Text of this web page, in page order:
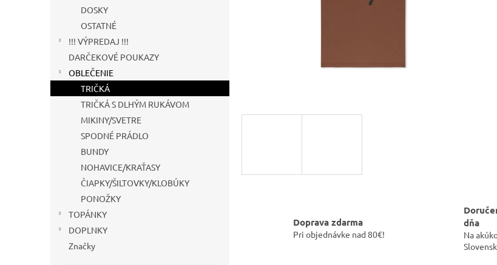
DOSKY
OSTATNÉ
!!! VÝPREDAJ !!!
DARČEKOVÉ POUKAZY
OBLEČENIE
TRIČKÁ
TRIČKÁ S DLHÝM RUKÁVOM
MIKINY/SVETRE
SPODNÉ PRÁDLO
BUNDY
NOHAVICE/KRAŤASY
ČIAPKY/ŠILTOVKY/KLOBÚKY
PONOŽKY
TOPÁNKY
DOPLNKY
Značky
Doprava zdarma
Pri objednávke nad 80€!
dňa
Na